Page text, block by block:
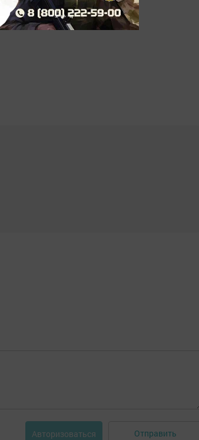
Авторизоваться Отправить